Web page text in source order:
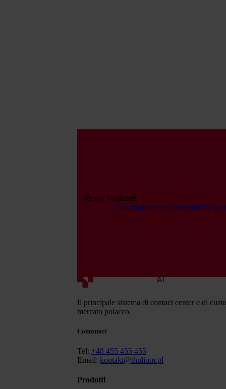
Prova Thulium!
Presentazione del sistemaInizia
Il principale sistema di contact center e di
mercato polacco.
Contattaci
Tel: +48 455 455 455
Email: kontakt@thulium.pl
Prodotti